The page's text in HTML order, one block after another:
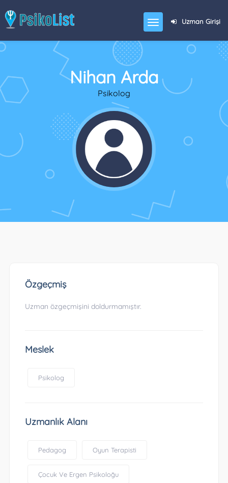
Uzman Girişi
Nihan Arda
Psikolog
Özgeçmiş
Uzman özgeçmişini doldurmamıştır.
Meslek
Psikolog
Uzmanlık Alanı
Pedagog Oyun Terapisti
Çocuk Ve Ergen Psikoloğu